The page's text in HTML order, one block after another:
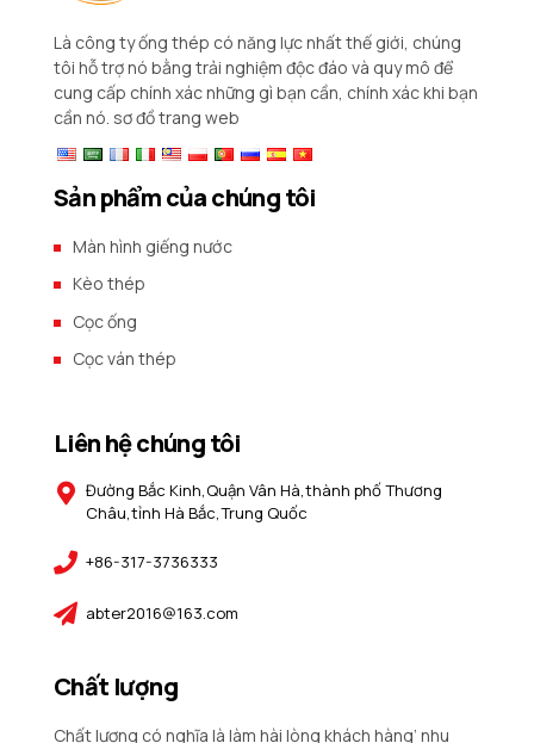
Là công ty ống thép có năng lực nhất thế giới, chúng
tôi hỗ trợ nó bằng trải nghiệm độc đáo và quy mô để
cung cấp chính xác những gì bạn cần, chính xác khi bạn
cần nó. sơ đồ trang web
Sản phẩm của chúng tôi
Màn hình giếng nước
Kèo thép
Cọc ống
Cọc ván thép
Liên hệ chúng tôi
Đường Bắc Kinh,Quận Vân Hà,thành phố Thương
Châu,tỉnh Hà Bắc,Trung Quốc
+86-317-3736333
abter2016@163.com
Chất lượng
Chất lượng có nghĩa là làm hài lòng khách hàng’ nhu